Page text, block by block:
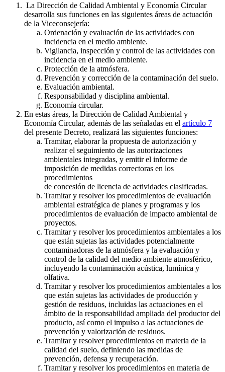
La Dirección de Calidad Ambiental y Economía Circular
desarrolla sus funciones en las siguientes áreas de actuación
de la Viceconsejería:
Ordenación y evaluación de las actividades con
incidencia en el medio ambiente.
Vigilancia, inspección y control de las actividades con
incidencia en el medio ambiente.
Protección de la atmósfera.
Prevención y corrección de la contaminación del suelo.
Evaluación ambiental.
Responsabilidad y disciplina ambiental.
Economía circular.
En estas áreas, la Dirección de Calidad Ambiental y
Economía Circular, además de las señaladas en el artículo 7
del presente Decreto, realizará las siguientes funciones:
Tramitar, elaborar la propuesta de autorización y
realizar el seguimiento de las autorizaciones
ambientales integradas, y emitir el informe de
imposición de medidas correctoras en los
procedimientos
de concesión de licencia de actividades clasificadas.
Tramitar y resolver los procedimientos de evaluación
ambiental estratégica de planes y programas y los
procedimientos de evaluación de impacto ambiental de
proyectos.
Tramitar y resolver los procedimientos ambientales a los
que están sujetas las actividades potencialmente
contaminadoras de la atmósfera y la evaluación y
control de la calidad del medio ambiente atmosférico,
incluyendo la contaminación acústica, lumínica y
olfativa.
Tramitar y resolver los procedimientos ambientales a los
que están sujetas las actividades de producción y
gestión de residuos, incluidas las actuaciones en el
ámbito de la responsabilidad ampliada del productor del
producto, así como el impulso a las actuaciones de
prevención y valorización de residuos.
Tramitar y resolver procedimientos en materia de la
calidad del suelo, definiendo las medidas de
prevención, defensa y recuperación.
Tramitar y resolver los procedimientos en materia de